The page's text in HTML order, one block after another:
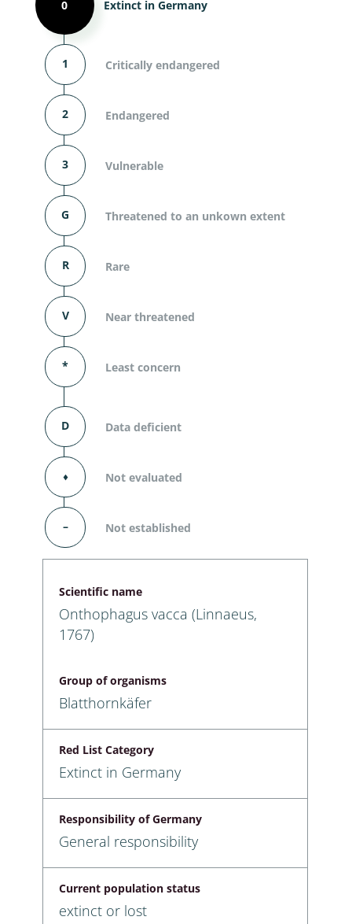
0 Extinct in Germany
1 Critically endangered
2 Endangered
3 Vulnerable
G Threatened to an unkown extent
R Rare
V Near threatened
* Least concern
D Data deficient
⬧ Not evaluated
– Not established
Scientific name
Onthophagus vacca (Linnaeus,
1767)
Group of organisms
Blatthornkäfer
Red List Category
Extinct in Germany
Responsibility of Germany
General responsibility
Current population status
extinct or lost